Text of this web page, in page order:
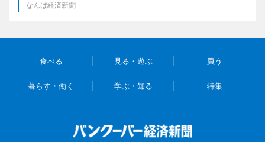
なんば経済新聞
食べる 見る・遊ぶ 買う
暮らす・働く 学ぶ・知る 特集